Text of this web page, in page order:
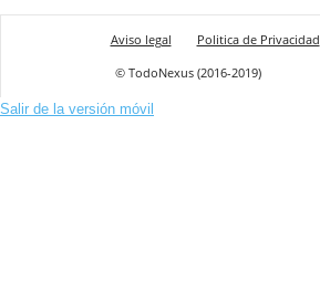
Aviso legal Politica de Privacidad
© TodoNexus (2016-2019)
Salir de la versión móvil